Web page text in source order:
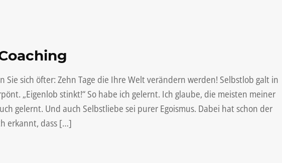
Sie sich öfter: Zehn Tage die Ihre Welt verändern werden! Selbstlob galt in
„Eigenlob stinkt!“ So habe ich gelernt. Ich glaube, die meisten meiner
gelernt. Und auch Selbstliebe sei purer Egoismus. Dabei hat schon der
erkannt, dass […]